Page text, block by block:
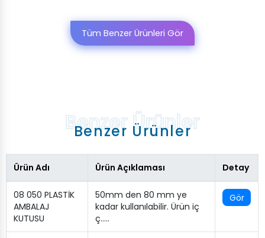
Tüm Benzer Ürünleri Gör
Benzer Ürünler
Ürün Adı Ürün Açıklaması Detay
08 050 PLASTİK
AMBALAJ
KUTUSU
50mm den 80 mm ye
kadar kullanılabilir. Ürün iç
ç…..
Gör